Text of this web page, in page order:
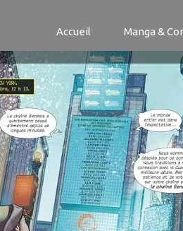
Accueil Manga &
tome 3 1